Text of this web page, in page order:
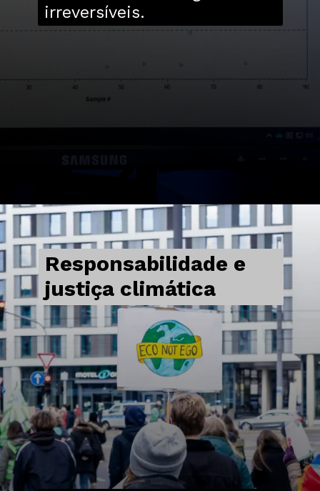
irreversíveis.
Responsabilidade e
justiça climática